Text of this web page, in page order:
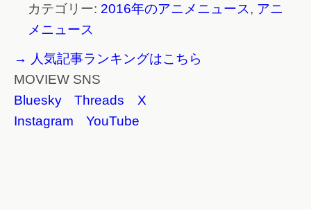
カテゴリー: 2016年のアニメニュース, アニ
メニュース
→ 人気記事ランキングはこちら
MOVIEW SNS
Bluesky
Threads
X
Instagram
YouTube